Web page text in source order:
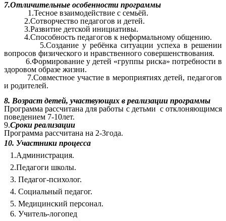
7.Отличительные особенности программы
1.Тесное взаимодействие с семьёй.
2.Сотворчество педагогов и детей.
3.Развитие детской инициативы.
4.Способность педагогов к неформальному общению.
5.Создание у ребёнка ситуации успеха в решении
вопросов физического и нравственного совершенствования.
6.Формирование у детей «группы риска» потребности в
здоровом образе жизни.
7.Совместное участие в мероприятиях детей, педагогов
и родителей.
8. Возраст детей, участвующих в реализации программы
Программа рассчитана для работы с детьми с отклоняющимся
поведением 7-10лет.
9.Сроки реализации
Программа рассчитана на 2-3года.
10. Участники процесса
1.Администрация.
2.Педагоги школы.
3. Педагог-психолог.
4. Социальный педагог.
5. Медицинский персонал.
6. Учитель-логопед